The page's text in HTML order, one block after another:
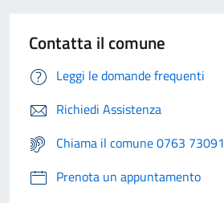
Contatta il comune
Leggi le domande frequenti
Richiedi Assistenza
Chiama il comune 0763 73091
Prenota un appuntamento